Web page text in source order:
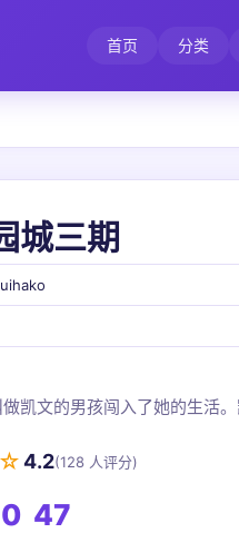
首页 分类
城三期
凯文的男孩闯入了她的生活
4.2(128 人评分)
0 47